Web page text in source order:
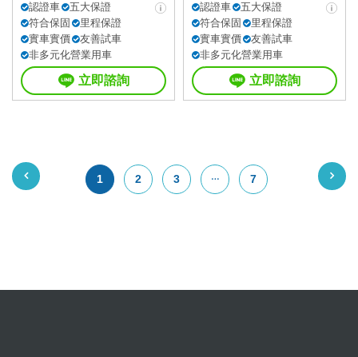
認證車
五大保證
符合保固
里程保證
實車實價
友善試車
非多元化營業用車
立即諮詢
認證車
五大保證
符合保固
里程保證
實車實價
友善試車
非多元化營業用車
立即諮詢
1 2 3 7